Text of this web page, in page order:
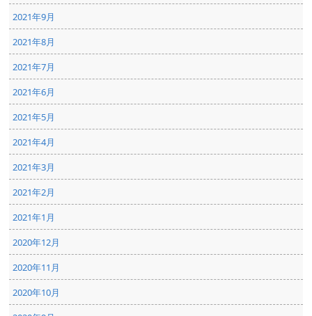
2021年9月
2021年8月
2021年7月
2021年6月
2021年5月
2021年4月
2021年3月
2021年2月
2021年1月
2020年12月
2020年11月
2020年10月